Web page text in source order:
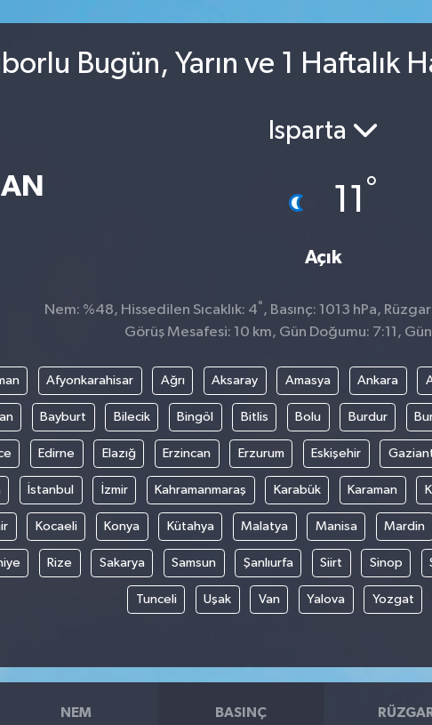
Bugün, Yarın ve 1 Haftalık
Isparta
11 °
Açık
Nem: %48, Hissedilen Sıcaklık: 4° , Basınç: 1013 hPa,
Görüş Mesafesi: 10 km, Gün Doğumu: 7:11, Gün
Afyonkarahisar Ağrı Aksaray Amasya Ankara
Bayburt Bilecik Bingöl Bitlis Bolu Burdur
Edirne Elazığ Erzincan Erzurum Eskişehir
İstanbul İzmir Kahramanmaraş Karabük Karaman
Kocaeli Konya Kütahya Malatya Manisa Mardin
Rize Sakarya Samsun Şanlıurfa Siirt Sinop
Tunceli Uşak Van Yalova Yozgat
NEM BASINÇ